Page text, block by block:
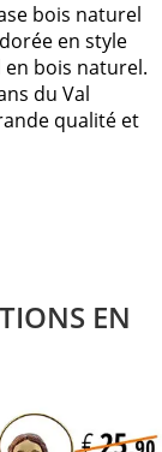
bois naturel
en style
en bois naturel.
du Val
qualité et
EN